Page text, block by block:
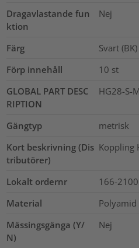
Dragavlastande fun
ktion
Nej
Färg
Svart (BK)
Förp innehåll
10 st
GLOBAL PART DESC
RIPTION
HG28-S-
Gängtyp
metrisk
Kort beskrivning (Dis
tributörer)
Koppling
Lokalt ordernr
166-
Material
Polyamid
Mässingsgänga (Y/
N)
Nej